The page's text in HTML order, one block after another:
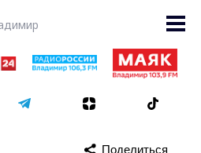
Поделиться